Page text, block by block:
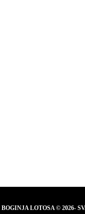
BOGINJA LOTOSA © 2026-